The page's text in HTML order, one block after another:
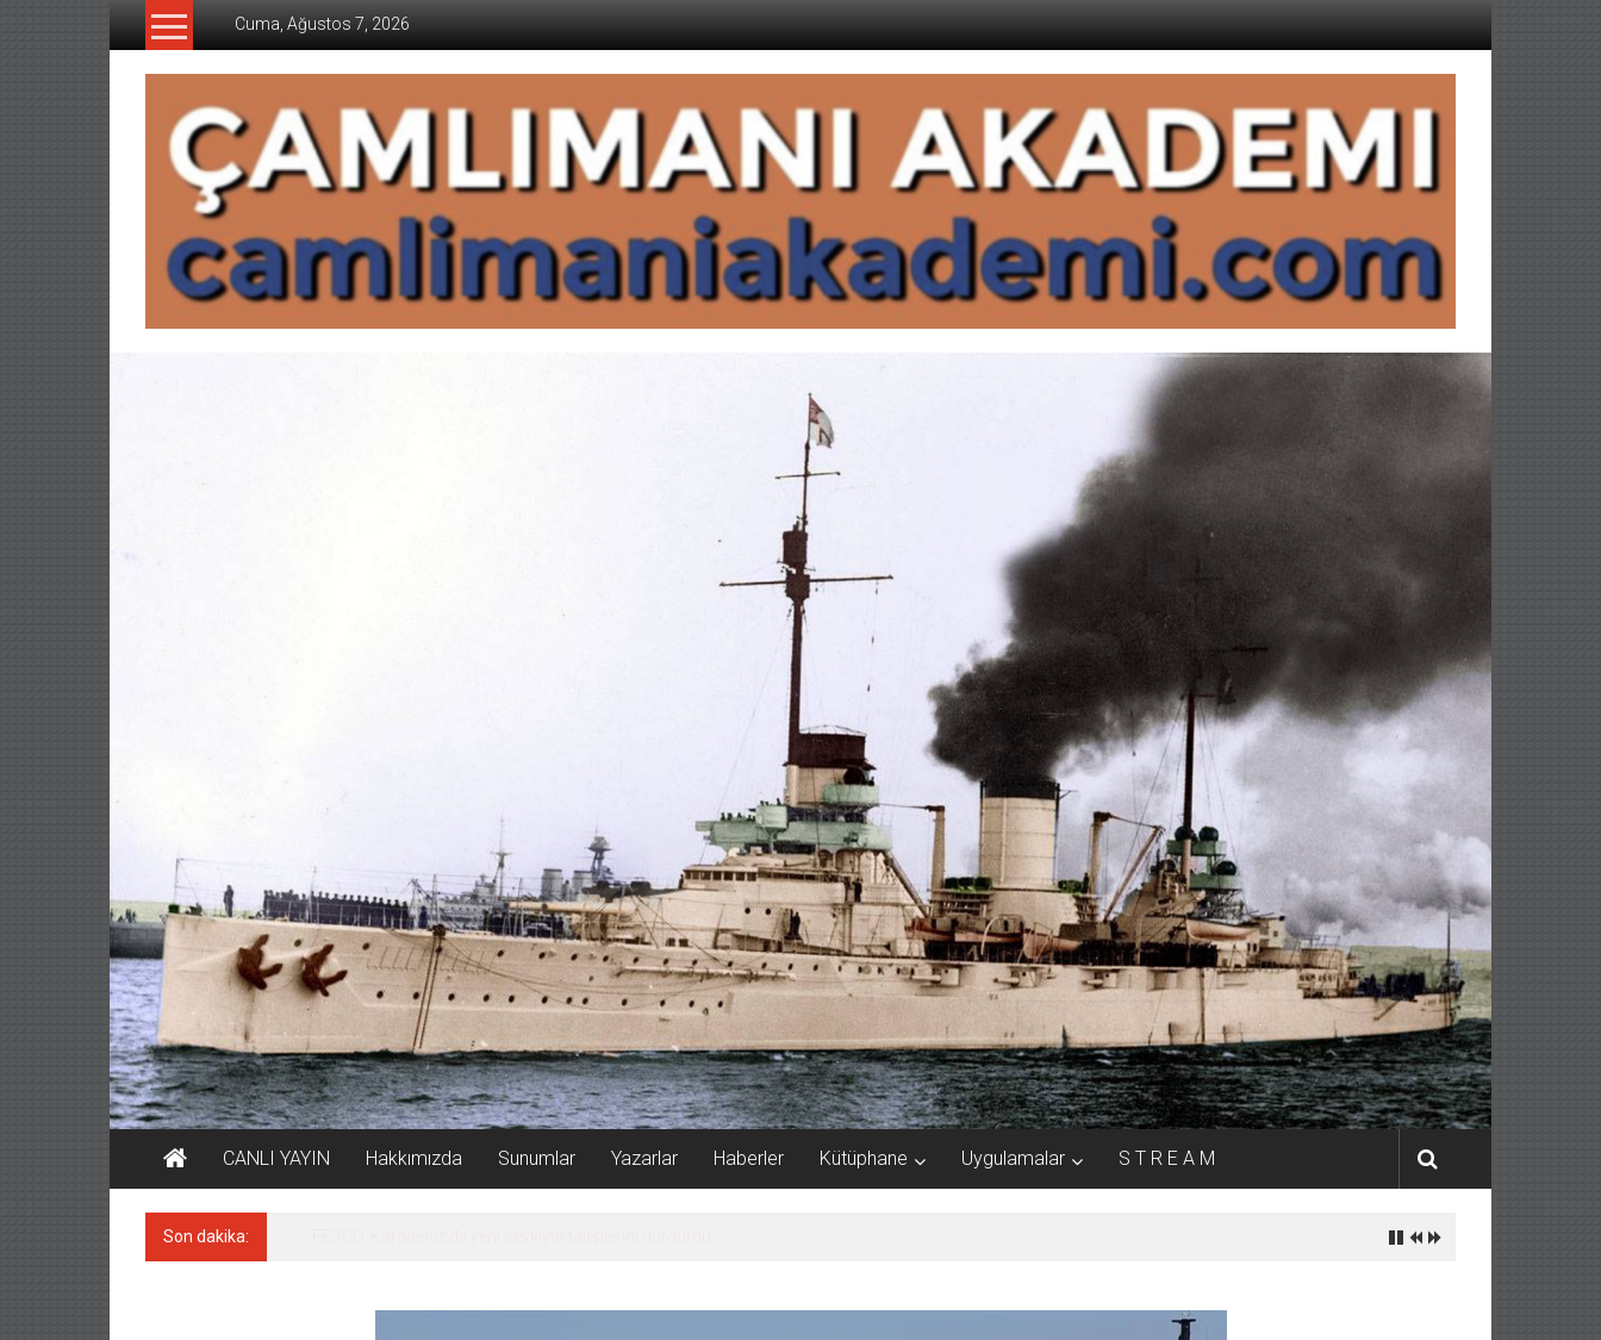
İçeriğe
Cuma, Ağustos 7, 2026
CAMLIMANI
AKADEMI
CANLI YAYIN Hakkımızda Sunumlar Yazarlar Haberler Kütüphane Uygulamalar S T R E A M
Son dakika: